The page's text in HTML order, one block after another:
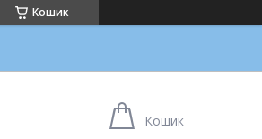
Кошик
Кошик